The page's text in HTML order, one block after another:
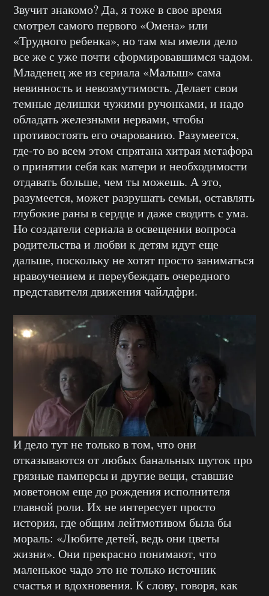
Звучит знакомо? Да, я тоже в свое время
смотрел самого первого «Омена» или
«Трудного ребенка», но там мы имели дело
все же с уже почти сформировавшимся чадом.
Младенец же из сериала «Малыш» сама
невинность и невозмутимость. Делает свои
темные делишки чужими ручонками, и надо
обладать железными нервами, чтобы
противостоять его очарованию. Разумеется,
где-то во всем этом спрятана хитрая метафора
о принятии себя как матери и необходимости
отдавать больше, чем ты можешь. А это,
разумеется, может разрушать семьи, оставлять
глубокие раны в сердце и даже сводить с ума.
Но создатели сериала в освещении вопроса
родительства и любви к детям идут еще
дальше, поскольку не хотят просто заниматься
нравоучением и переубеждать очередного
представителя движения чайлдфри.
И дело тут не только в том, что они
отказываются от любых банальных шуток про
грязные памперсы и другие вещи, ставшие
моветоном еще до рождения исполнителя
главной роли. Их не интересует просто
история, где общим лейтмотивом была бы
мораль: «Любите детей, ведь они цветы
жизни». Они прекрасно понимают, что
маленькое чадо это не только источник
счастья и вдохновения. К слову, говоря, как